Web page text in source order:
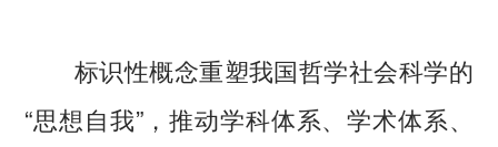
标识性概念重塑我国哲学社会科学的
“思想自我”，推动学科体系、学术体系、